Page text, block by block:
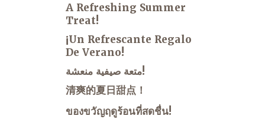
A Refreshing Summer
Treat!
¡Un Refrescante Regalo
De Verano!
متعة صيفية منعشة!
清爽的夏日甜点！
ของขวัญฤดูร้อนที่สดชื่น!